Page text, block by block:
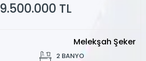
9.500.000 TL
Melekşah Şeker
2 BANYO